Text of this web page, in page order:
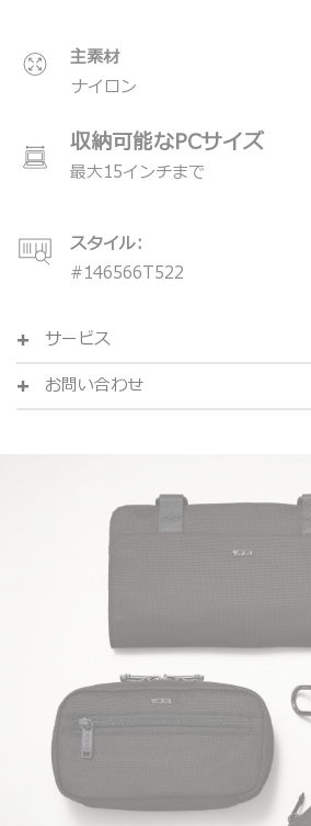
主素材
ナイロン
収納可能なPCサイズ
最大15インチまで
スタイル:
#146566T522
サービス
お問い合わせ